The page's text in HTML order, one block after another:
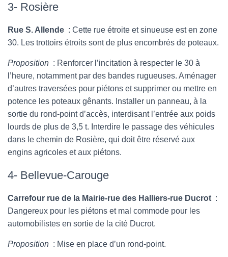
3- Rosière
Rue S. Allende : Cette rue étroite et sinueuse est en zone
30. Les trottoirs étroits sont de plus encombrés de poteaux.
Proposition : Renforcer l’incitation à respecter le 30 à
l’heure, notamment par des bandes rugueuses. Aménager
d’autres traversées pour piétons et supprimer ou mettre en
potence les poteaux gênants. Installer un panneau, à la
sortie du rond-point d’accès, interdisant l’entrée aux poids
lourds de plus de 3,5 t. Interdire le passage des véhicules
dans le chemin de Rosière, qui doit être réservé aux
engins agricoles et aux piétons.
4- Bellevue-Carouge
Carrefour rue de la Mairie-rue des Halliers-rue Ducrot :
Dangereux pour les piétons et mal commode pour les
automobilistes en sortie de la cité Ducrot.
Proposition : Mise en place d’un rond-point.